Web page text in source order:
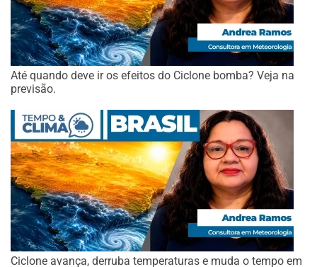
Até quando deve ir os efeitos do Ciclone bomba? Veja na
previsão.
Ciclone avança, derruba temperaturas e muda o tempo em